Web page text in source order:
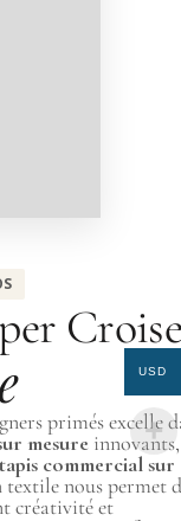
primés excelle
mesure
tapis commercial sur
textile nous permet
créativité et
USD